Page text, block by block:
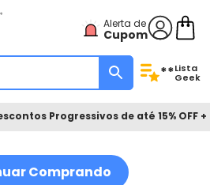
Alerta de
Cupom
**Lista
Geek
Progressivos de até 15% OFF
Comprando